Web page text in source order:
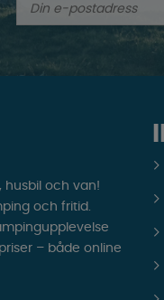
husbil och van!
och fritid.
– både online